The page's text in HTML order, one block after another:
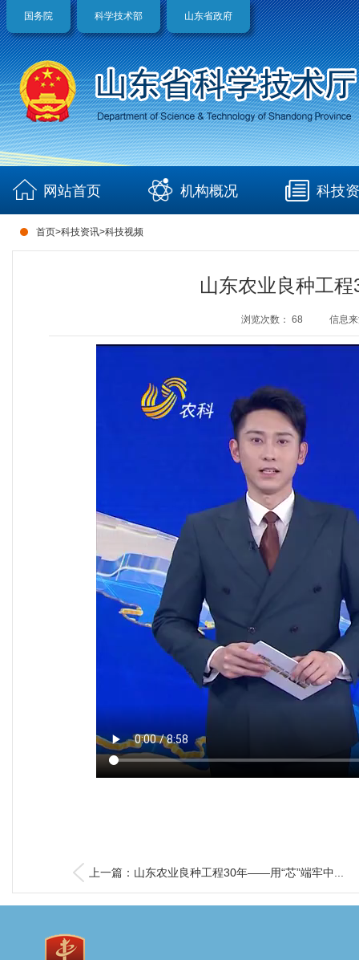
国务院 科学技术部 山东省政府
网站首页 机构概况 科技
首页>科技资讯>科技视频
山东农业良种工
浏览次数： 68 信息
上一篇：山东农业良种工程30年——用“芯”端牢中...